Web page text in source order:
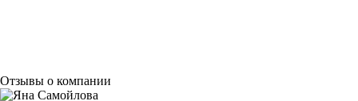
Отзывы о компании